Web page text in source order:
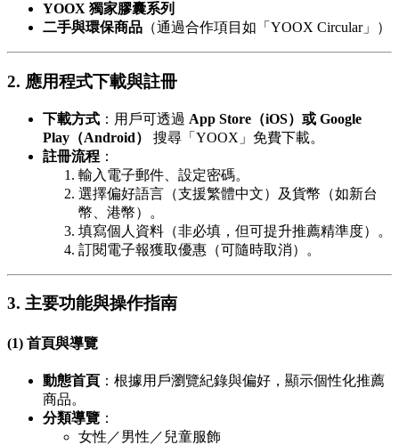
YOOX 獨家膠囊系列
二手與環保商品 （通過合作項目如「YOOX Circular」）
2. 應用程式下載與註冊
下載方式 ：用戶可透過 App Store（iOS）或 Google
Play（Android）
搜尋「YOOX」免費下載。
註冊流程 ：
輸入電子郵件、設定密碼。
選擇偏好語言（支援繁體中文）及貨幣（如新台
幣、港幣）。
填寫個人資料（非必填，但可提升推薦精準度）。
訂閱電子報獲取優惠（可隨時取消）。
3. 主要功能與操作指南
(1) 首頁與導覽
動態首頁 ：根據用戶瀏覽紀錄與偏好，顯示個性化推薦
商品。
分類導覽 ：
女性／男性／兒童服飾